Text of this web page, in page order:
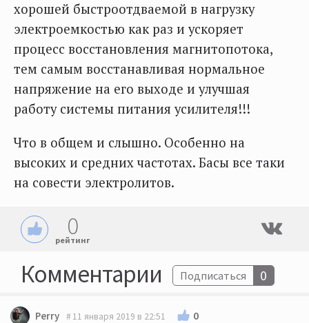
хорошей быстроотдваемой в нагрузку
электроемкостью как раз и ускоряет
процесс восстановления магнитопотока,
тем самым восстанавливая нормальное
напряжение на его выходе и улучшая
работу системы питания усилителя!!!
Что в общем и слышно. Особенно на
высоких и средних частотах. Басы все таки
на совести электролитов.
0
рейтинг
Комментарии Подписаться 0
Perry 11 января 2019 в 22:51 0